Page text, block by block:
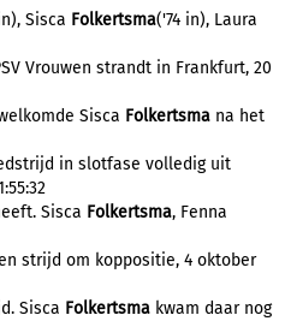
Sisca Folkertsma('74 in), Laura
Vrouwen strandt in Frankfurt, 20
Sisca Folkertsma na het
in slotfase volledig uit
Sisca Folkertsma, Fenna
strijd om koppositie, 4 oktober
Sisca Folkertsma kwam daar nog